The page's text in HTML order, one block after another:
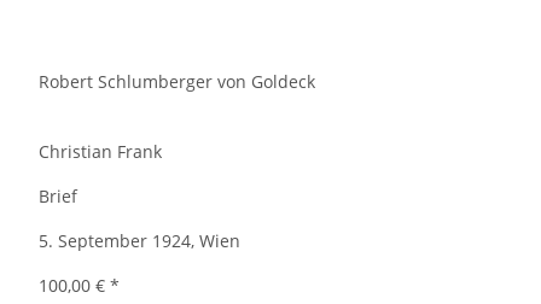
Robert Schlumberger von Goldeck
Christian Frank
Brief
5. September 1924, Wien
100,00 € *